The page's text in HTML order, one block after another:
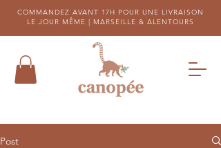
COMMANDEZ AVANT 17H POUR UNE LIVRAISON
LE JOUR MÊME | MARSEILLE & ALENTOURS
Post